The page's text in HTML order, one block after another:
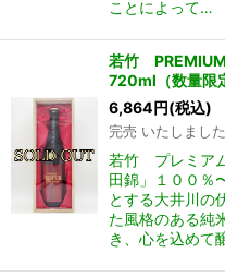
ことによって…
若竹
720ml（数量限
6,864円(税込)
完売 いたしました
若竹 プレミア
田錦」１００％
とする大井川の
た風格のある純
き、心を込めて